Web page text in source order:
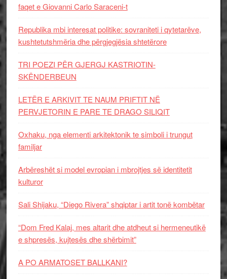
faqet e Giovanni Carlo Saraceni-t
Republika mbi interesat politike: sovraniteti i qytetarëve,
kushtetutshmëria dhe përgjegjësia shtetërore
TRI POEZI PËR GJERGJ KASTRIOTIN-
SKËNDERBEUN
LETËR E ARKIVIT TE NAUM PRIFTIT NË
PERVJETORIN E PARE TE DRAGO SILIQIT
Oxhaku, nga elementi arkitektonik te simboli i trungut
familjar
Arbëreshët si model evropian i mbrojtjes së identitetit
kulturor
Sali Shijaku, “Diego Rivera” shqiptar i artit tonë kombëtar
“Dom Fred Kalaj, mes altarit dhe atdheut si hermeneutikë
e shpresës, kujtesës dhe shërbimit”
A PO ARMATOSET BALLKANI?